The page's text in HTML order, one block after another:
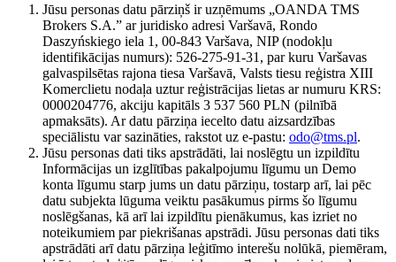
Jūsu personas datu pārziņš ir uzņēmums „OANDA TMS
Brokers S.A.” ar juridisko adresi Varšavā, Rondo
Daszyńskiego iela 1, 00-843 Varšava, NIP (nodokļu
identifikācijas numurs): 526-275-91-31, par kuru Varšavas
galvaspilsētas rajona tiesa Varšavā, Valsts tiesu reģistra XIII
Komerclietu nodaļa uztur reģistrācijas lietas ar numuru KRS:
0000204776, akciju kapitāls 3 537 560 PLN (pilnībā
apmaksāts). Ar datu pārziņa iecelto datu aizsardzības
speciālistu var sazināties, rakstot uz e-pastu: odo@tms.pl.
Jūsu personas dati tiks apstrādāti, lai noslēgtu un izpildītu
Informācijas un izglītības pakalpojumu līgumu un Demo
konta līgumu starp jums un datu pārziņu, tostarp arī, lai pēc
datu subjekta lūguma veiktu pasākumus pirms šo līgumu
noslēgšanas, kā arī lai izpildītu pienākumus, kas izriet no
noteikumiem par piekrišanas apstrādi. Jūsu personas dati tiks
apstrādāti arī datu pārziņa leģitīmo interešu nolūkā, piemēram,